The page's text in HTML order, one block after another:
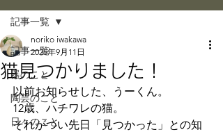
記事一覧
器のこと
陶芸のこと
日々のこと
記事一覧
猫見つかりました！
noriko iwakawa
2025年9月11日
以前お知らせした、うーくん。
12歳、ハチワレの猫。
それがつい先日「見つかった」との知